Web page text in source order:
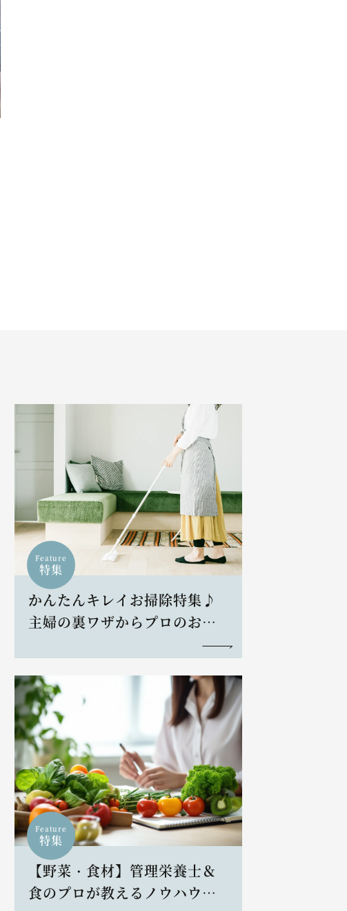
Feature
特集
かんたんキレイお掃除特集♪
主婦の裏ワザからプロのお掃
Feature
特集
【野菜・食材】管理栄養士＆
食のプロが教えるノウハウと